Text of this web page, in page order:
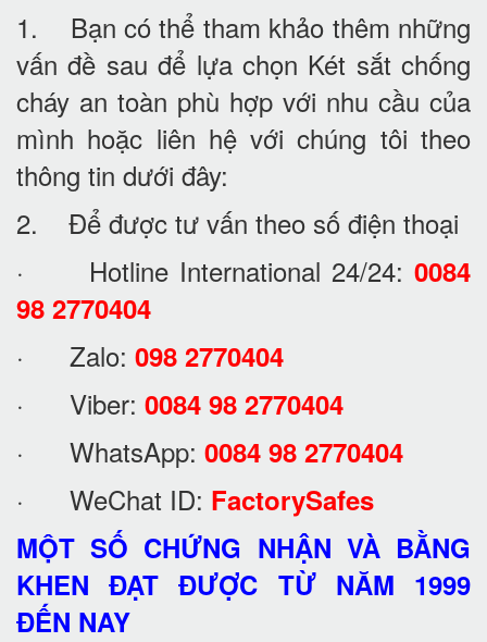
1. Bạn có thể tham khảo thêm những
vấn đề sau để lựa chọn Két sắt chống
cháy an toàn phù hợp với nhu cầu của
mình hoặc liên hệ với chúng tôi theo
thông tin dưới đây:
2. Để được tư vấn theo số điện thoại
· Hotline International 24/24: 0084
98 2770404
· Zalo: 098 2770404
· Viber: 0084 98 2770404
· WhatsApp: 0084 98 2770404
· WeChat ID: FactorySafes
MỘT SỐ CHỨNG NHẬN VÀ BẰNG
KHEN ĐẠT ĐƯỢC TỪ NĂM 1999
ĐẾN NAY